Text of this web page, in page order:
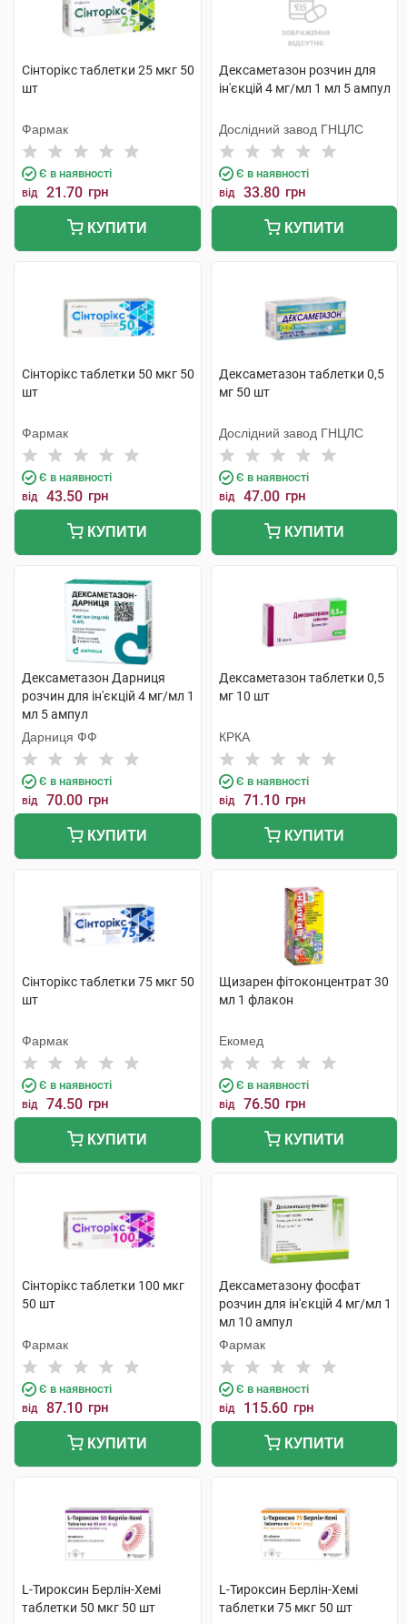
Сінторікс таблетки 25 мкг 50
шт
Фармак
Є в наявності
від 21.70 грн
КУПИТИ
Дексаметазон розчин для
ін'єкцій 4 мг/мл 1 мл 5 ампул
Дослідний завод ГНЦЛС
Є в наявності
від 33.80 грн
КУПИТИ
Сінторікс таблетки 50 мкг 50
шт
Фармак
Є в наявності
від 43.50 грн
КУПИТИ
Дексаметазон таблетки 0,5
мг 50 шт
Дослідний завод ГНЦЛС
Є в наявності
від 47.00 грн
КУПИТИ
Дексаметазон Дарниця
розчин для ін'єкцій 4 мг/мл 1
мл 5 ампул
Дарниця ФФ
Є в наявності
від 70.00 грн
КУПИТИ
Дексаметазон таблетки 0,5
мг 10 шт
КРКА
Є в наявності
від 71.10 грн
КУПИТИ
Сінторікс таблетки 75 мкг 50
шт
Фармак
Є в наявності
від 74.50 грн
КУПИТИ
Щизарен фітоконцентрат 30
мл 1 флакон
Екомед
Є в наявності
від 76.50 грн
КУПИТИ
Сінторікс таблетки 100 мкг
50 шт
Фармак
Є в наявності
від 87.10 грн
КУПИТИ
Дексаметазону фосфат
розчин для ін'єкцій 4 мг/мл 1
мл 10 ампул
Фармак
Є в наявності
від 115.60 грн
КУПИТИ
L-Тироксин Берлін-Хемі
таблетки 50 мкг 50 шт
L-Тироксин Берлін-Хемі
таблетки 75 мкг 50 шт